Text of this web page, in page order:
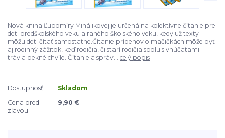
Nová kniha Ľubomíry Mihálikovej je určená na kolektívne čítanie pre
deti predškolského veku a raného školského veku, kedy už texty
môžu deti čítať samostatne.Čítanie príbehov o mačičkách môže byť
aj rodinný zážitok, keď rodičia, či starí rodičia spolu s vnúčatami
trávia pekné chvíle. Čítanie a správ... celý popis
Dostupnosť
Skladom
Cena pred
zľavou
9,90 €